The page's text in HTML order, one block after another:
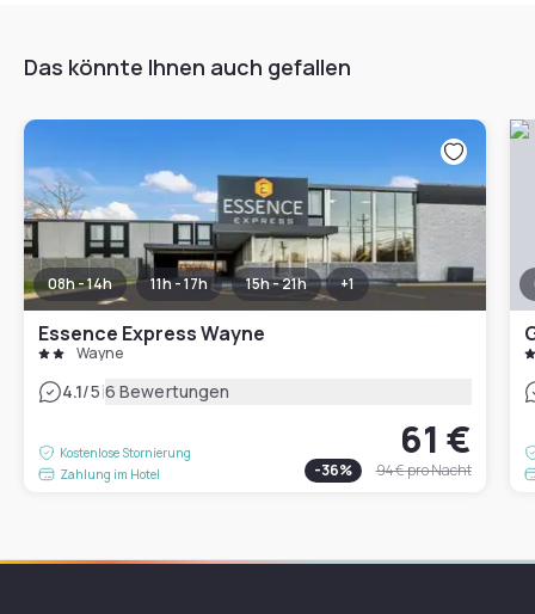
Das könnte Ihnen auch gefallen
08h - 14h 11h - 17h 15h - 21h +1
Essence Express Wayne
Wayne
4.1/5|6 Bewertungen
Kostenlose Stornierung
Zahlung im Hotel
61 €
-36% 94 €pro Nacht